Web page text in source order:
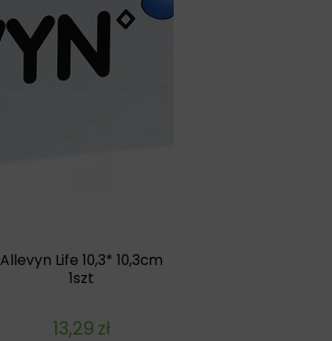
Allevyn Life 10,3* 10,3cm
1szt
13,29 zł